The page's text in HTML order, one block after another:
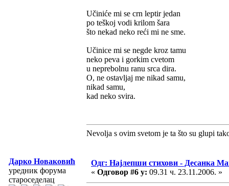
Učiniće mi se crn leptir jedan
po teškoj vodi krilom šara
što nekad neko reći mi ne sme.
Učinice mi se negde kroz tamu
neko peva i gorkim cvetom
u neprebolnu ranu srca dira.
O, ne ostavljaj me nikad samu,
nikad samu,
kad neko svira.
Nevolja s ovim svetom je ta što su glupi
Дарко Новаковић
уредник форума
староседелац
Одг: Најлепши стихови - Десанка
« Одговор #6 у: 09.31 ч. 23.11.2006. »